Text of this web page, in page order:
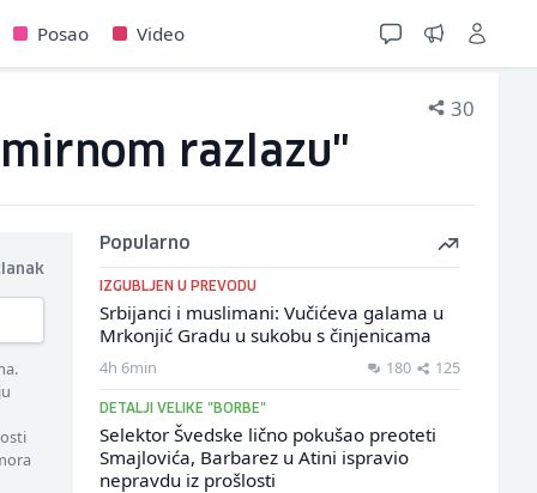
Posao Video
30
razlazu"
Popularno
IZGUBLJEN U PREVODU
Srbijanci i muslimani: Vučićeva galama u
Mrkonjić Gradu u sukobu s činjenicama
4h 6min 180 125
DETALJI VELIKE "BORBE"
Selektor Švedske lično pokušao preoteti
Smajlovića, Barbarez u Atini ispravio
nepravdu iz prošlosti